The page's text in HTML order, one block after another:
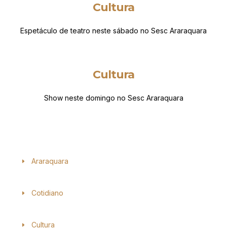
Cultura
Espetáculo de teatro neste sábado no Sesc Araraquara
Cultura
Show neste domingo no Sesc Araraquara
Araraquara
Cotidiano
Cultura